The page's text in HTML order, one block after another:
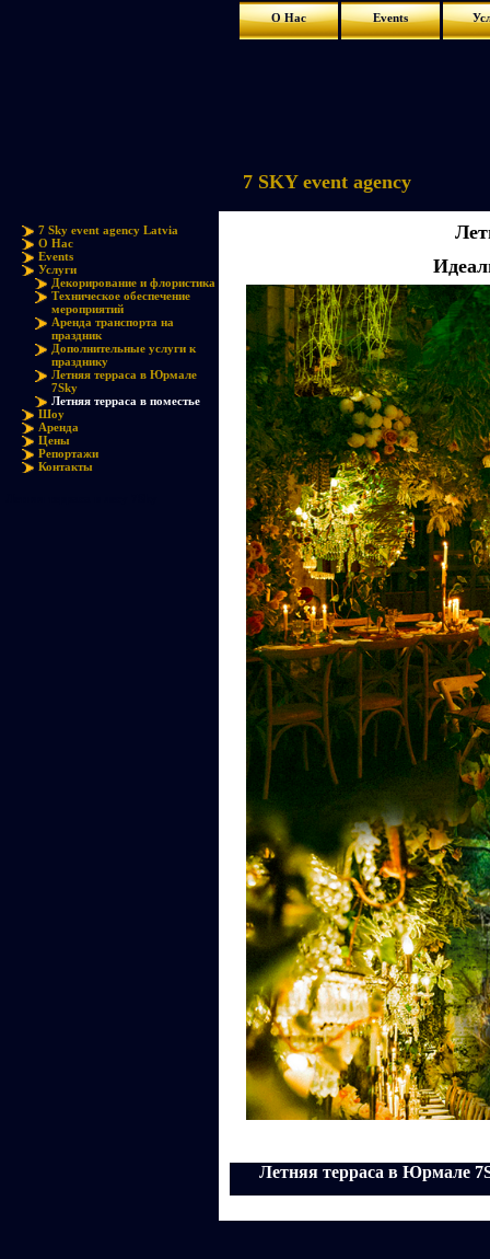
О Нас Events
7 Sky event agency Latvia
О Нас
Events
Услуги
Декорирование и флористика
Техническое обеспечение
мероприятий
Аренда транспорта на
праздник
Дополнительные услуги к
празднику
Летняя терраса в Юрмале
7Sky
Летняя терраса в поместье
Шоу
Аренда
Цены
Репортажи
Контакты
7 SKY event agency
Летняя терраса в Юрмале